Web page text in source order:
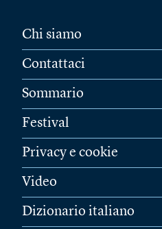
Chi siamo
Contattaci
Sommario
Festival
Privacy e cookie
Video
Dizionario italiano